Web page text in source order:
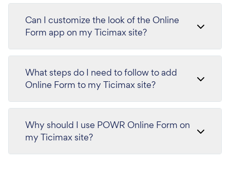
Can I customize the look of the Online
Form app on my Ticimax site?
What steps do I need to follow to add
Online Form to my Ticimax site?
Why should I use POWR Online Form on
my Ticimax site?